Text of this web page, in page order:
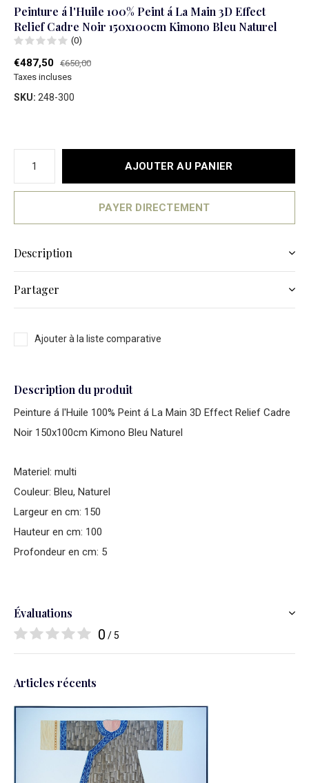
Peinture á l'Huile 100% Peint á La Main 3D Effect
Relief Cadre Noir 150x100cm Kimono Bleu Naturel
(0)
€487,50 €650,00
Taxes incluses
SKU: 248-300
AJOUTER AU PANIER
PAYER DIRECTEMENT
Description
Partager
Ajouter à la liste comparative
Description du produit
Peinture á l'Huile 100% Peint á La Main 3D Effect Relief Cadre
Noir 150x100cm Kimono Bleu Naturel
Materiel: multi
Couleur: Bleu, Naturel
Largeur en cm: 150
Hauteur en cm: 100
Profondeur en cm: 5
Évaluations
0 / 5
Articles récents